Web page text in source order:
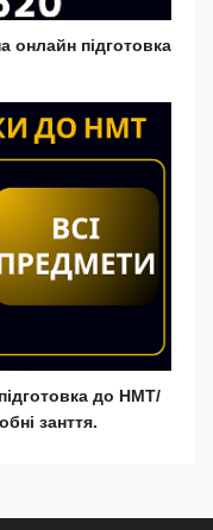
онлайн підготовка
до НМТ/
занття.